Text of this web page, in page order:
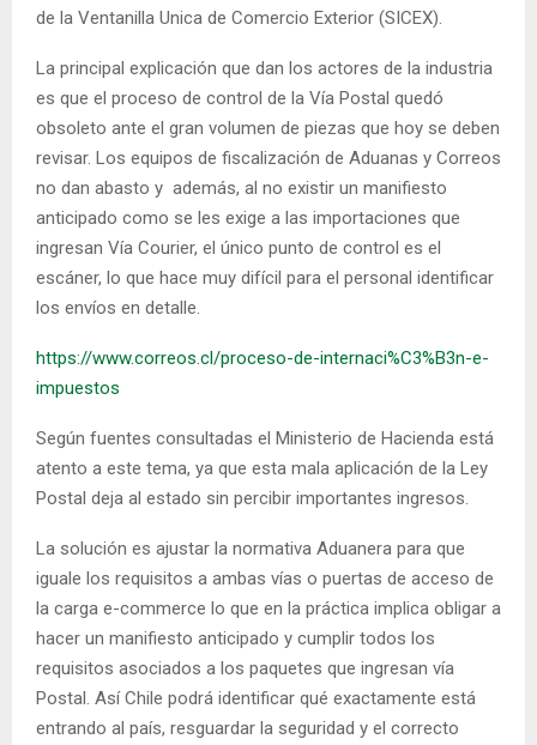
de la Ventanilla Unica de Comercio Exterior (SICEX).
La principal explicación que dan los actores de la industria
es que el proceso de control de la Vía Postal quedó
obsoleto ante el gran volumen de piezas que hoy se deben
revisar. Los equipos de fiscalización de Aduanas y Correos
no dan abasto y además, al no existir un manifiesto
anticipado como se les exige a las importaciones que
ingresan Vía Courier, el único punto de control es el
escáner, lo que hace muy difícil para el personal identificar
los envíos en detalle.
https://www.correos.cl/proceso-de-internaci%C3%B3n-e-
impuestos
Según fuentes consultadas el Ministerio de Hacienda está
atento a este tema, ya que esta mala aplicación de la Ley
Postal deja al estado sin percibir importantes ingresos.
La solución es ajustar la normativa Aduanera para que
iguale los requisitos a ambas vías o puertas de acceso de
la carga e-commerce lo que en la práctica implica obligar a
hacer un manifiesto anticipado y cumplir todos los
requisitos asociados a los paquetes que ingresan vía
Postal. Así Chile podrá identificar qué exactamente está
entrando al país, resguardar la seguridad y el correcto